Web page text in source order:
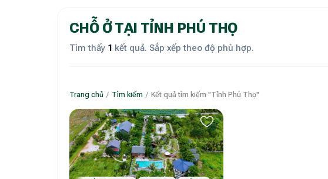
CHỖ Ở TẠI TỈNH PHÚ THỌ
Tìm thấy 1 kết quả. Sắp xếp theo độ phù hợp.
Trang chủ / Tìm kiếm / Kết quả tìm kiếm "Tỉnh Phú Thọ"